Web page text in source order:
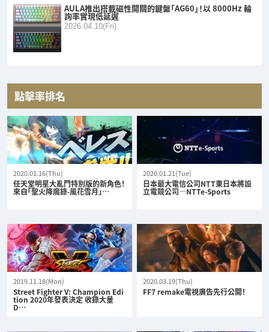
AULA推出搭載磁性開關的鍵盤「AG60」！以 8000Hz 輪
詢率實現低延遲
2026.04.10(Fri)
點擊率排名
2020.01.16(Thu)
任天堂明星大亂鬥特別版的新角色！
來自「聖火降魔錄-風花雪月」…
2020.01.21(Tue)
日本最大電信公司NTT東日本將設
立電競公司—NTTe-Sports
2019.11.18(Mon)
Street Fighter V: Champion Edi
tion 2020年發表決定 收錄大量
D…
2020.03.19(Thu)
FF7 remake電視廣告先行公開！